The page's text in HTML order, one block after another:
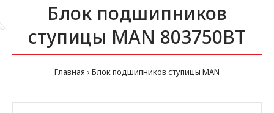
Блок подшипников
ступицы MAN 803750BT
Главная Блок подшипников ступицы MAN